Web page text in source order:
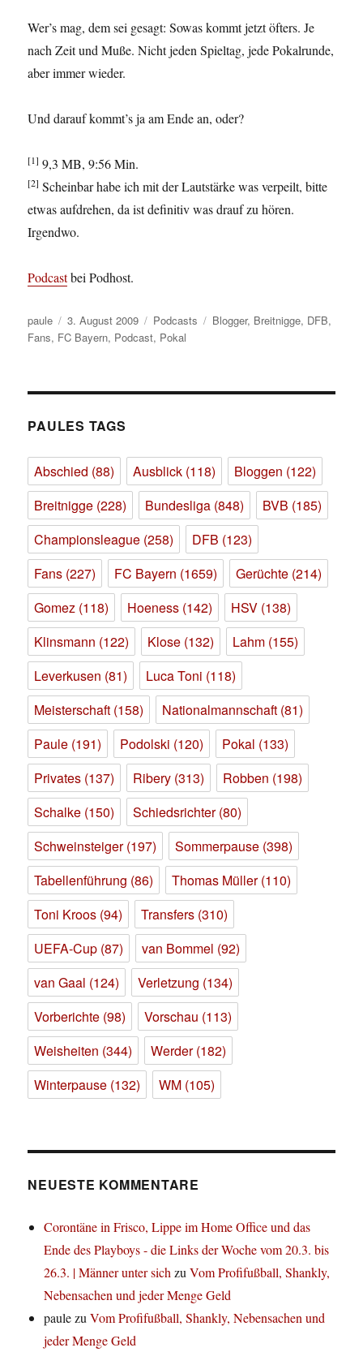
Wer’s mag, dem sei gesagt: Sowas kommt jetzt öfters. Je
nach Zeit und Muße. Nicht jeden Spieltag, jede Pokalrunde,
aber immer wieder.
Und darauf kommt’s ja am Ende an, oder?
[1] 9,3 MB, 9:56 Min.
[2] Scheinbar habe ich mit der Lautstärke was verpeilt, bitte
etwas aufdrehen, da ist definitiv was drauf zu hören.
Irgendwo.
Podcastbei Podhost.
Autor
paule
Veröffentlicht
am
3. August 2009 Kategorien
Podcasts Schlagwörter
Blogger, Breitnigge, DFB,
Fans, FC Bayern, Podcast, Pokal
PAULES TAGS
Abschied (88) Ausblick (118) Bloggen (122)
Breitnigge (228) Bundesliga (848) BVB (185)
Championsleague (258) DFB (123)
Fans (227) FC Bayern (1659) Gerüchte (214)
Gomez (118) Hoeness (142) HSV (138)
Klinsmann (122) Klose (132) Lahm (155)
Leverkusen (81) Luca Toni (118)
Meisterschaft (158) Nationalmannschaft (81)
Paule (191) Podolski (120) Pokal (133)
Privates (137) Ribery (313) Robben (198)
Schalke (150) Schiedsrichter(80)
Schweinsteiger(197) Sommerpause (398)
Tabellenführung (86) Thomas Müller(110)
Toni Kroos (94) Transfers (310)
UEFA-Cup (87) van Bommel (92)
van Gaal (124) Verletzung (134)
Vorberichte (98) Vorschau (113)
Weisheiten (344) Werder(182)
Winterpause (132) WM (105)
NEUESTE KOMMENTARE
Corontäne in Frisco, Lippe im Home Office und das
Ende des Playboys - die Links der Woche vom 20.3. bis
26.3. | Männer unter sichzuVom Profifußball, Shankly,
Nebensachen und jeder Menge Geld
paulezuVom Profifußball, Shankly, Nebensachen und
jeder Menge Geld